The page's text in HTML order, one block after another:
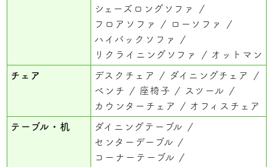
シェーズロングソファ
フロアソファ
ローソファ
ハイバックソファ
リクライニングソファ
オットマン
チェア デスクチェア
ダイニングチェア
ベンチ
座椅子
スツール
カウンターチェア
オフィスチェア
テーブル・机
ダイニングテーブル
センターデーブル
コーナーテーブル